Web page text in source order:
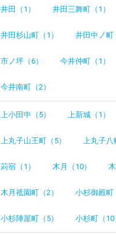
井田（1） 井田三舞町（1）
井田杉山町（1） 井田中ノ町
市ノ坪（6） 今井仲町（1）
今井南町（2）
上小田中（5） 上新城（1）
上丸子山王町（5） 上丸子八
苅宿（1） 木月（10）
木月祗園町（2） 小杉御殿町
小杉陣屋町（5） 小杉町（10